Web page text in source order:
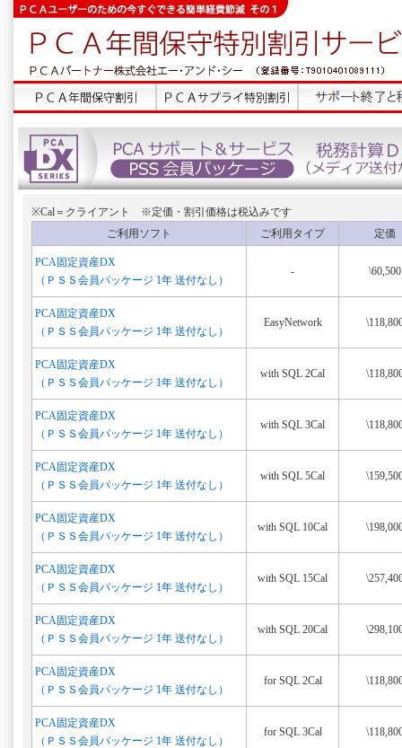
※Cal＝クライアント ※定価・割引価格は税込みです
ご利用ソフト
ご利用タイプ 定価
PCA固定資産DX
（ＰＳＳ会員パッケージ 1年 送付なし）
- \60,500
PCA固定資産DX
（ＰＳＳ会員パッケージ 1年 送付なし）
EasyNetwork
PCA固定資産DX
（ＰＳＳ会員パッケージ 1年 送付なし）
with SQL 2Cal
PCA固定資産DX
（ＰＳＳ会員パッケージ 1年 送付なし）
with SQL 3Cal
PCA固定資産DX
（ＰＳＳ会員パッケージ 1年 送付なし）
with SQL 5Cal
PCA固定資産DX
（ＰＳＳ会員パッケージ 1年 送付なし）
with SQL 10Cal
PCA固定資産DX
（ＰＳＳ会員パッケージ 1年 送付なし）
with SQL 15Cal
PCA固定資産DX
（ＰＳＳ会員パッケージ 1年 送付なし）
with SQL 20Cal
PCA固定資産DX
（ＰＳＳ会員パッケージ 1年 送付なし）
for SQL 2Cal
PCA固定資産DX
（ＰＳＳ会員パッケージ 1年 送付なし）
for SQL 3Cal